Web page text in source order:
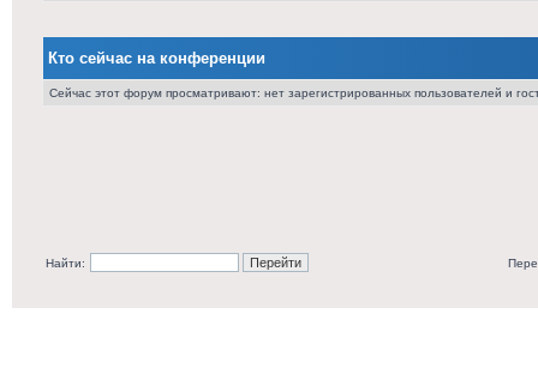
Кто сейчас на конференции
Сейчас этот форум просматривают: нет зарегистрированных пользователей и
Найти: